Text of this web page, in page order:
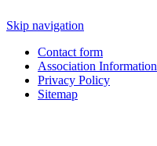
Skip navigation
Contact form
Association Information
Privacy Policy
Sitemap